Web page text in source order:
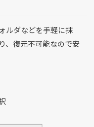
ルダなどを手軽に抹
、復元不可能なので安